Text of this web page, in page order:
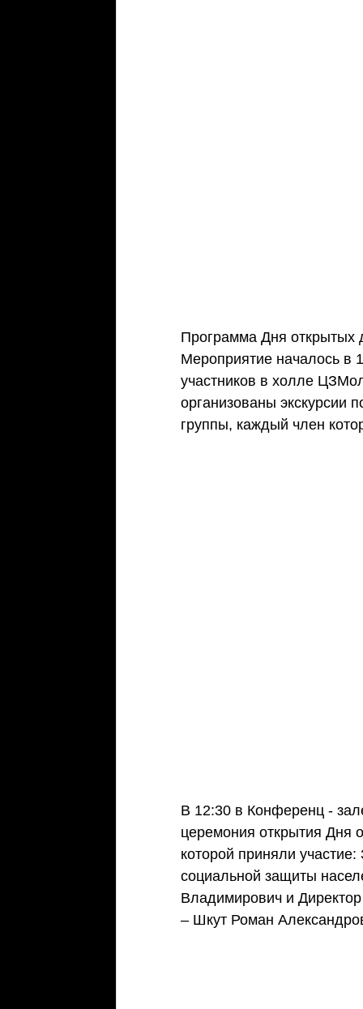
Программа Дня открытых
Мероприятие началось в
участников в холле
организованы экскурсии
группы, каждый член
В 12:30 в Конференц -
церемония открытия Дня
которой приняли
социальной защиты
Владимирович и
– Шкут Роман